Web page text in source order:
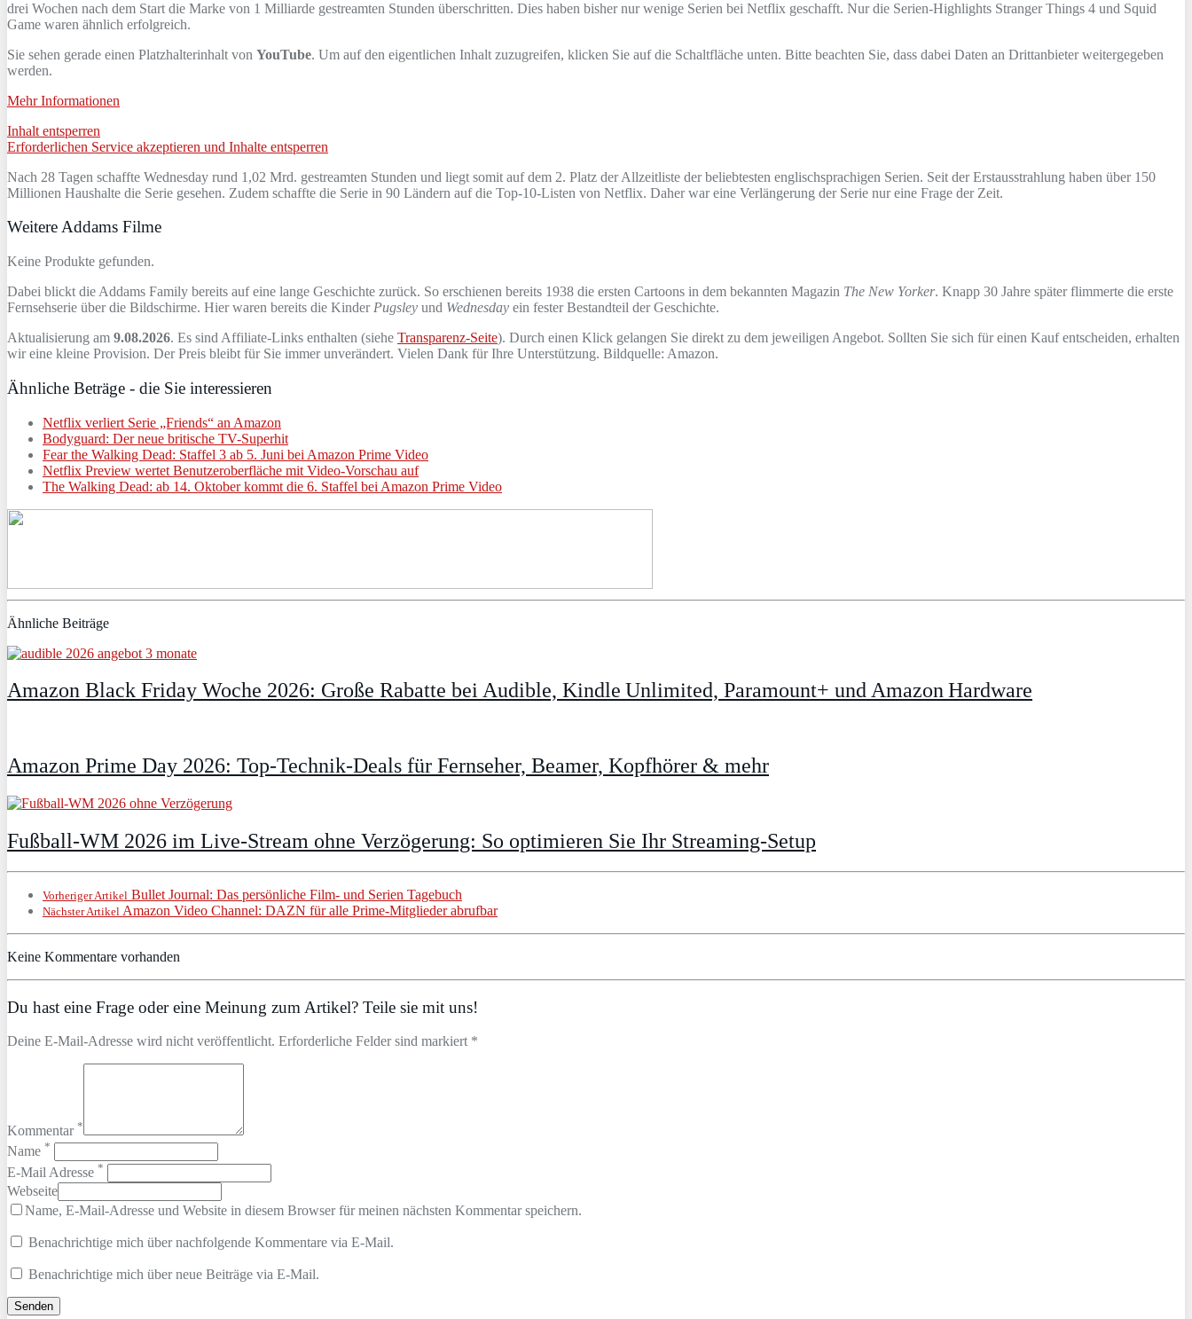
drei Wochen nach dem Start die Marke von 1 Milliarde gestreamten Stunden überschritten. Dies haben bisher nur wenige Serien bei Netflix geschafft. Nur die Serien-Highlights Stranger Things 4 und Squid
Game waren ähnlich erfolgreich.
Sie sehen gerade einen Platzhalterinhalt von YouTube. Um auf den eigentlichen Inhalt zuzugreifen, klicken Sie auf die Schaltfläche unten. Bitte beachten Sie, dass dabei Daten an Drittanbieter weitergegeben
werden.
Mehr Informationen
Inhalt entsperren
Erforderlichen Service akzeptieren und Inhalte entsperren
Nach 28 Tagen schaffte Wednesday rund 1,02 Mrd. gestreamten Stunden und liegt somit auf dem 2. Platz der Allzeitliste der beliebtesten englischsprachigen Serien. Seit der Erstausstrahlung haben über 150
Millionen Haushalte die Serie gesehen. Zudem schaffte die Serie in 90 Ländern auf die Top-10-Listen von Netflix. Daher war eine Verlängerung der Serie nur eine Frage der Zeit.
Weitere Addams Filme
Keine Produkte gefunden.
Dabei blickt die Addams Family bereits auf eine lange Geschichte zurück. So erschienen bereits 1938 die ersten Cartoons in dem bekannten Magazin The New Yorker. Knapp 30 Jahre später flimmerte die erste
Fernsehserie über die Bildschirme. Hier waren bereits die Kinder Pugsley und Wednesday ein fester Bestandteil der Geschichte.
Aktualisierung am 9.08.2026. Es sind Affiliate-Links enthalten (siehe Transparenz-Seite). Durch einen Klick gelangen Sie direkt zu dem jeweiligen Angebot. Sollten Sie sich für einen Kauf entscheiden, erhalten
wir eine kleine Provision. Der Preis bleibt für Sie immer unverändert. Vielen Dank für Ihre Unterstützung. Bildquelle: Amazon.
Ähnliche Beträge - die Sie interessieren
Netflix verliert Serie „Friends“ an Amazon
Bodyguard: Der neue britische TV-Superhit
Fear the Walking Dead: Staffel 3 ab 5. Juni bei Amazon Prime Video
Netflix Preview wertet Benutzeroberfläche mit Video-Vorschau auf
The Walking Dead: ab 14. Oktober kommt die 6. Staffel bei Amazon Prime Video
Ähnliche Beiträge
Amazon Black Friday Woche 2026: Große Rabatte bei Audible, Kindle Unlimited, Paramount+ und Amazon Hardware
Amazon Prime Day 2026: Top-Technik-Deals für Fernseher, Beamer, Kopfhörer & mehr
Fußball-WM 2026 im Live-Stream ohne Verzögerung: So optimieren Sie Ihr Streaming-Setup
Vorheriger Artikel Bullet Journal: Das persönliche Film- und Serien Tagebuch
Nächster Artikel Amazon Video Channel: DAZN für alle Prime-Mitglieder abrufbar
Keine Kommentare vorhanden
Du hast eine Frage oder eine Meinung zum Artikel? Teile sie mit uns!
Deine E-Mail-Adresse wird nicht veröffentlicht. Erforderliche Felder sind markiert *
Kommentar *
Name *
E-Mail Adresse *
Webseite
Name, E-Mail-Adresse und Website in diesem Browser für meinen nächsten Kommentar speichern.
Benachrichtige mich über nachfolgende Kommentare via E-Mail.
Benachrichtige mich über neue Beiträge via E-Mail.